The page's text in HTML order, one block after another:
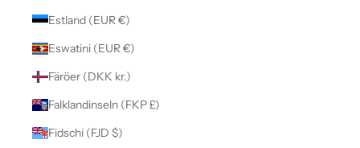
Estland (EUR €)
Eswatini (EUR €)
Färöer (DKK kr.)
Falklandinseln (FKP £)
Fidschi (FJD $)